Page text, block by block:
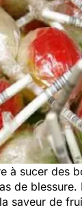
à sucer des
de
saveur de